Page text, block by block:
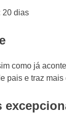
20 dias
como já
pais e traz